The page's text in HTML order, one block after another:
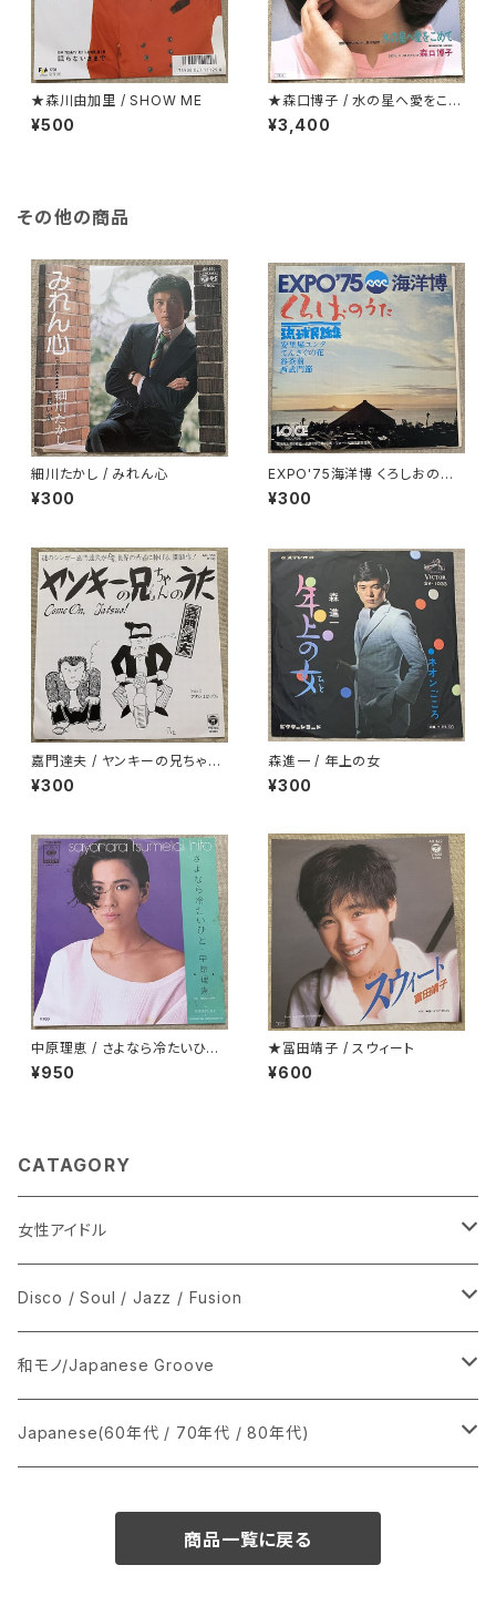
★森川由加里 / SHOW ME
¥500
★森口博子 / 水の星へ愛をこめ
て
¥3,400
その他の商品
細川たかし / みれん心
¥300
EXPO'75海洋博 くろしおのう
た 琉球民謡集
¥300
嘉門達夫 / ヤンキーの兄ちゃん
のうた
¥300
森進一 / 年上の女
¥300
中原理恵 / さよなら冷たいひと
プロモ
¥950
★冨田靖子 / スウィート
¥600
CATAGORY
女性アイドル
シングル盤
あ行
か行
LP
CD
Disco / Soul / Jazz / Fusion
シングル盤
A
12インチ・シングル
和モノ/Japanese Groove
シングル盤
Japanese(60年代 / 70年代 / 80年代)
商品一覧に戻る